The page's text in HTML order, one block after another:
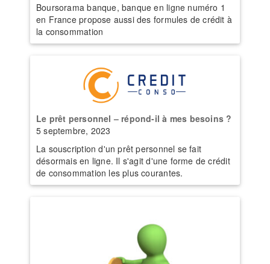
Boursorama banque, banque en ligne numéro 1
en France propose aussi des formules de crédit à
la consommation
Le prêt personnel – répond-il à mes besoins ?
5 septembre, 2023
La souscription d'un prêt personnel se fait
désormais en ligne. Il s'agit d'une forme de crédit
de consommation les plus courantes.